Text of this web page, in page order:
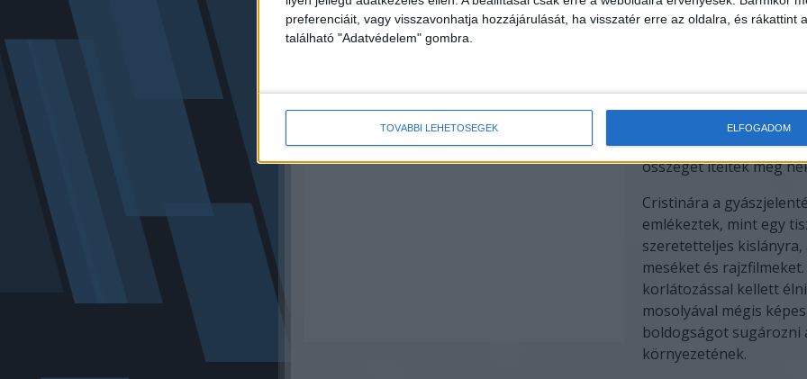
preferenciáit, vagy visszavonhatja hozzájárulását, ha visszatér erre az oldalra, és rákattint
található "Adatvédelem" gombra.
TOVÁBBI LEHETŐSÉGEK ELFOGADOM
Minisztériumot is
hogy a család jogosult
közel 66 millió
összeget ítéltek meg
Cristinára a
emlékeztek, mint egy
szeretetteljes kislányra,
meséket és
korlátozással kellett
mosolyával mégis
boldogságot sugározni
környezetének.